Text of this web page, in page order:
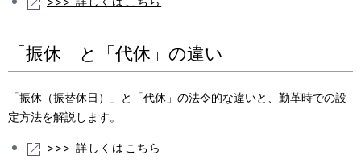
「振休」と「代休」の違い
「振休（振替休日）」と「代休」の法令的な違いと、勤革時での設
定方法を解説します。
>>> 詳しくはこちら